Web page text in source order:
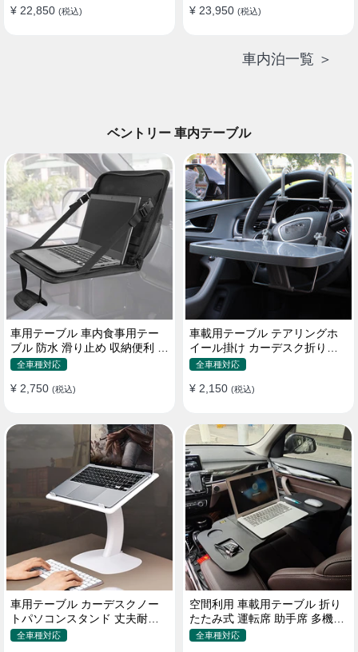
¥ 22,850 (税込)
¥ 23,950 (税込)
車内泊一覧 ＞
ベントリー 車内テーブル
車用テーブル 車内食事用テー
ブル 防水 滑り止め 収納便利 多
機能ラップトップバッグ
全車種対応
¥ 2,750 (税込)
車載用テーブル テアリングホ
イール掛け カーデスク折りた
たみ式 パソコン 食事 物置
全車種対応
¥ 2,150 (税込)
車用テーブル カーデスクノー
トパソコンスタンド 丈夫耐用
調整可能 車内車外 多機能用
全車種対応
空間利用 車載用テーブル 折り
たたみ式 運転席 助手席 多機能
パソコン 食事 書き込み
全車種対応